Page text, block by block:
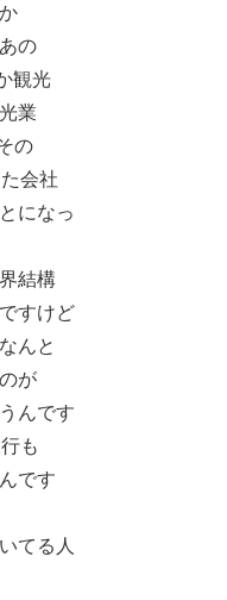
の
観光
業
の
会社
になっ
結構
すけど
んと
が
んです
も
です
てる人